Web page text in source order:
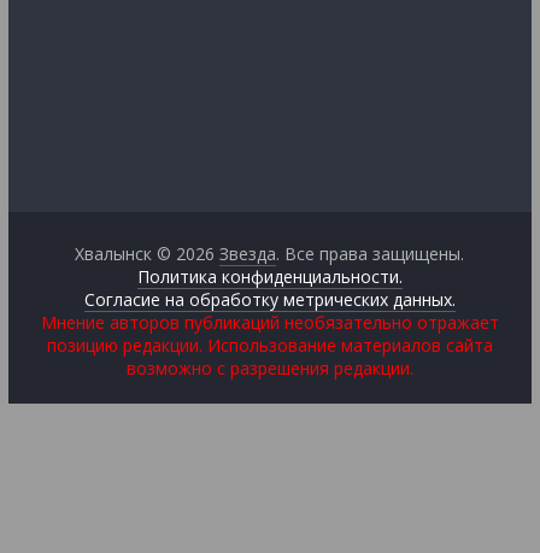
Хвалынск © 2026Звезда. Все права защищены.
Политика конфиденциальности.
Согласие на обработку метрических данных.
Мнение авторов публикаций необязательно отражает
позицию редакции. Использование материалов сайта
возможно с разрешения редакции.